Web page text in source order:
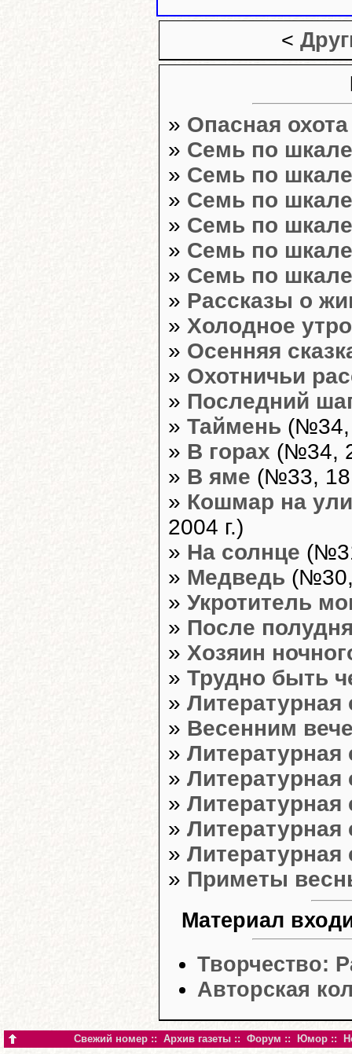
<
» Опасная охота
» Семь по
» Семь по
» Семь по
» Семь по
» Семь по
» Семь по
» Рассказы о
» Холодное утро
» Осенняя
» Охотничьи
» Последний
» Таймень (№34,
» В горах (№34,
» В яме (№33, 18
» Кошмар на
2004 г.)
» На солнце
» Медведь (№30,
» Укротитель
» После
» Хозяин
» Трудно быть
» Литературная
» Весенним
» Литературная
» Литературная
» Литературная
» Литературная
» Литературная
» Приметы
Материал
Творчество:
Авторская
Свежий номер :: Архив газеты :: Форум :: Юмор ::